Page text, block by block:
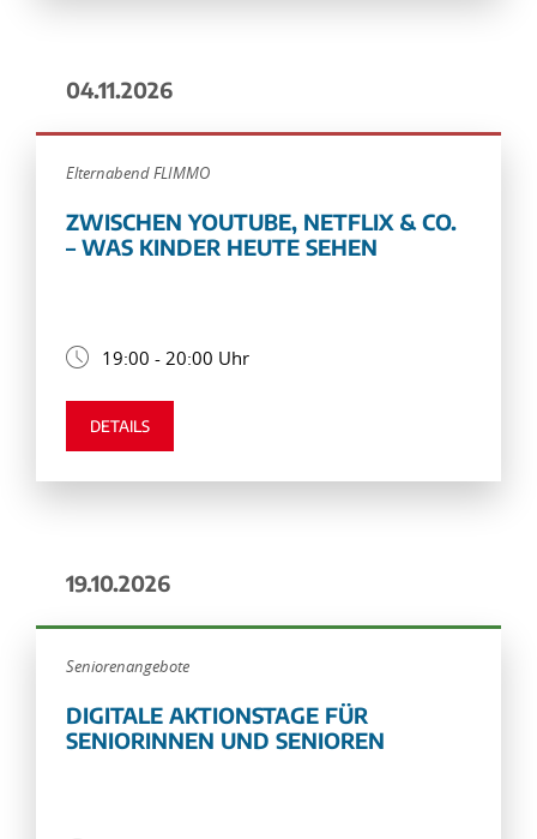
04.11.2026
Elternabend FLIMMO
ZWISCHEN YOUTUBE, NETFLIX & CO.
– WAS KINDER HEUTE SEHEN
19:00 - 20:00 Uhr
DETAILS
19.10.2026
Seniorenangebote
DIGITALE AKTIONSTAGE FÜR
SENIORINNEN UND SENIOREN